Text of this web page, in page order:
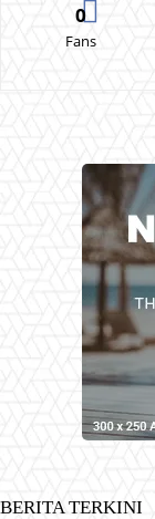
0
Fans
BERITA TERKINI